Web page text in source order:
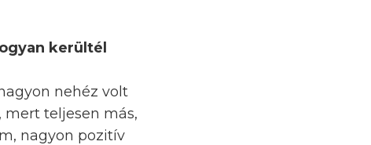
kerültél
nehéz volt
mert teljesen más,
nagyon pozitív